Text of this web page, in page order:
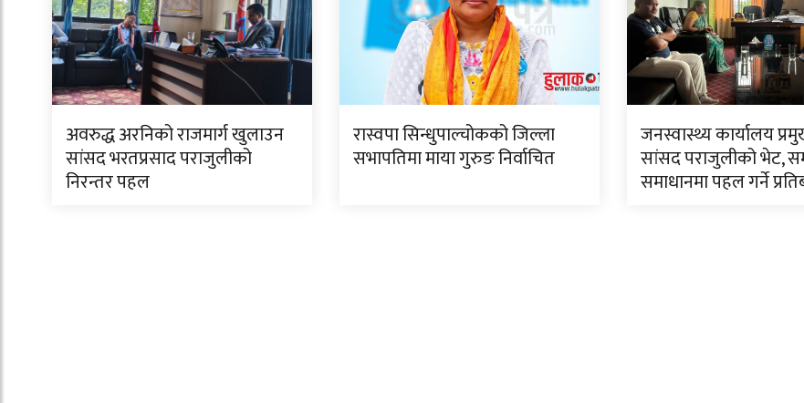
अवरुद्ध अरनिको राजमार्ग खुलाउन
सांसद भरतप्रसाद पराजुलीको
निरन्तर पहल
रास्वपा सिन्धुपाल्चोकको जिल्ला
सभापतिमा माया गुरुङ निर्वाचित
जनस्वास्थ्य कार्यालय
सांसद पराजुलीको भेट,
समाधानमा पहल गर्ने